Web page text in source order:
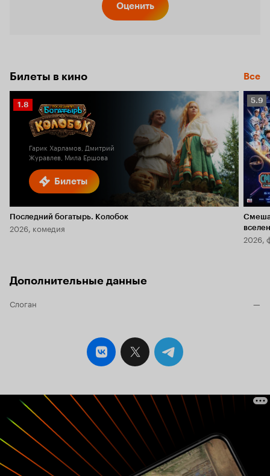
Оценить
Билеты в кино Все
Билеты
Рейтинг
Кинопоиска
1.8
Гарик Харламов, Дмитрий
Журавлев, Мила Ершова
Последний богатырь. Колобок
2026, комедия
5.9
5.9
2026,
Дополнительные данные
Слоган —